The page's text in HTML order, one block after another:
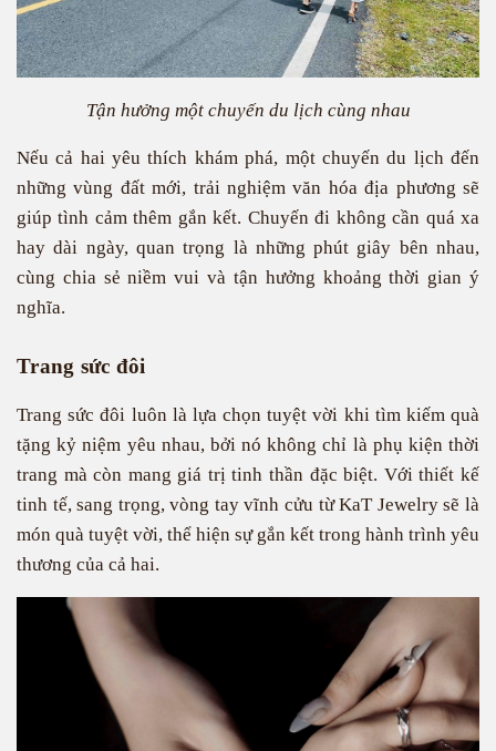
Tận hưởng một chuyến du lịch cùng nhau
Nếu cả hai yêu thích khám phá, một chuyến du lịch đến
những vùng đất mới, trải nghiệm văn hóa địa phương sẽ
giúp tình cảm thêm gắn kết. Chuyến đi không cần quá xa
hay dài ngày, quan trọng là những phút giây bên nhau,
cùng chia sẻ niềm vui và tận hưởng khoảng thời gian ý
nghĩa.
Trang sức đôi
Trang sức đôi luôn là lựa chọn tuyệt vời khi tìm kiếm quà
tặng kỷ niệm yêu nhau, bởi nó không chỉ là phụ kiện thời
trang mà còn mang giá trị tinh thần đặc biệt. Với thiết kế
tinh tế, sang trọng, vòng tay vĩnh cửu từ KaT Jewelry sẽ là
món quà tuyệt vời, thể hiện sự gắn kết trong hành trình yêu
thương của cả hai.